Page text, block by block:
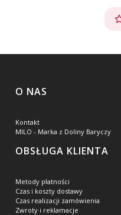
Linki w stopce
O NAS
Kontakt
MILO - Marka z Doliny Baryczy
OBSŁUGA KLIENTA
Metody płatności
Czas i koszty dostawy
Czas realizacji zamówienia
Zwroty i reklamacje